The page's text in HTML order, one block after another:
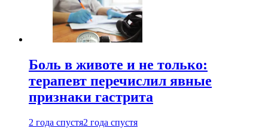
Боль в животе и не только:
терапевт перечислил явные
признаки гастрита
2 года спустя2 года спустя